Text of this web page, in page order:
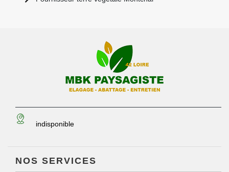
indisponible
NOS SERVICES